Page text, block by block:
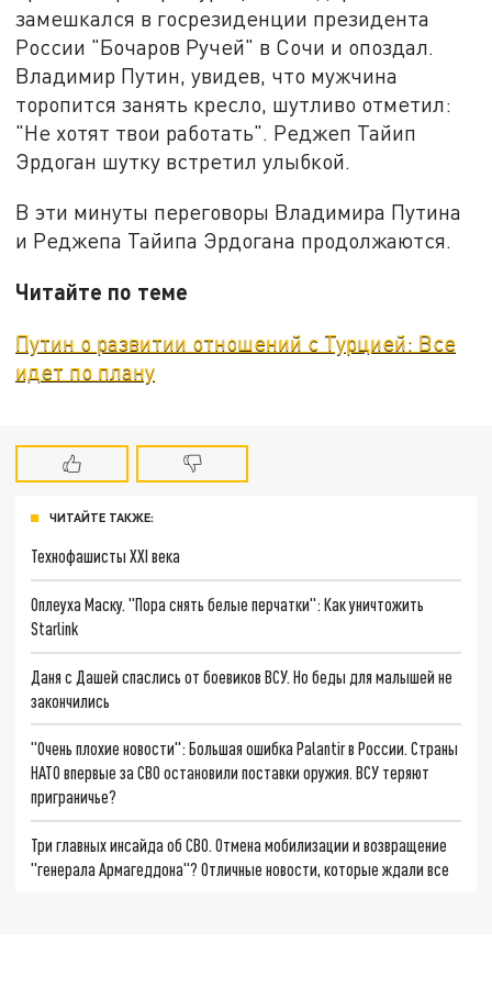
замешкался в госрезиденции президента
России "Бочаров Ручей" в Сочи и опоздал.
Владимир Путин, увидев, что мужчина
торопится занять кресло, шутливо отметил:
"Не хотят твои работать". Реджеп Тайип
Эрдоган шутку встретил улыбкой.
В эти минуты переговоры Владимира Путина
и Реджепа Тайипа Эрдогана продолжаются.
Читайте по теме
Путин о развитии отношений с Турцией: Все
идет по плану
ЧИТАЙТЕ ТАКЖЕ:
Технофашисты XXI века
Оплеуха Маску. "Пора снять белые перчатки": Как уничтожить
Starlink
Даня с Дашей спаслись от боевиков ВСУ. Но беды для малышей не
закончились
"Очень плохие новости": Большая ошибка Palantir в России. Страны
НАТО впервые за СВО остановили поставки оружия. ВСУ теряют
приграничье?
Три главных инсайда об СВО. Отмена мобилизации и возвращение
"генерала Армагеддона"? Отличные новости, которые ждали все